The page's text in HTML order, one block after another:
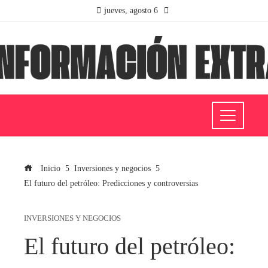
jueves, agosto 6
Inicio
Inversiones y negocios
El futuro del petróleo: Predicciones y controversias
INVERSIONES Y NEGOCIOS
El futuro del petróleo: